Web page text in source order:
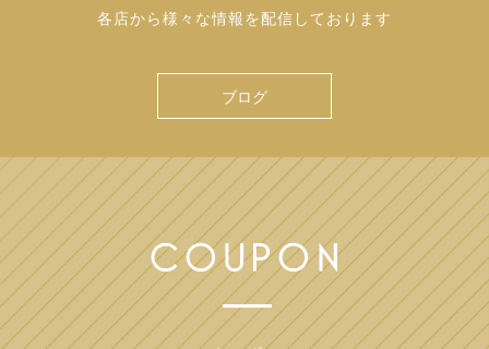
各店から様々な情報を配信しております
ブログ